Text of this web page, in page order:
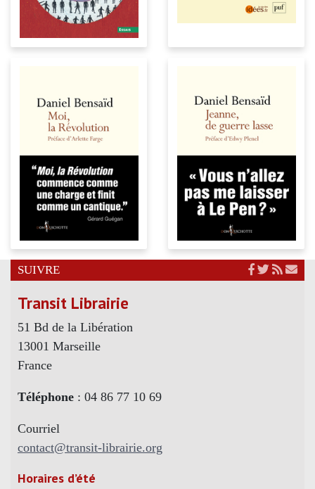
SUIVRE
Transit Librairie
51 Bd de la Libération
13001 Marseille
France
Téléphone : 04 86 77 10 69
Courriel
contact@transit-librairie.org
Horaires d’été